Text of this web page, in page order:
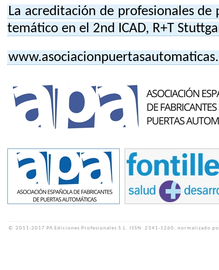
La acreditación de profesionales
temático en el 2nd ICAD, R+T
© 2011-2017 PA Ediciones Profesionales S.L. ISSN: 2341-1260, normalizado